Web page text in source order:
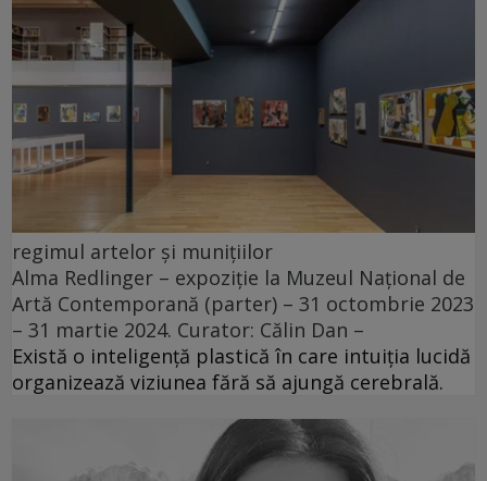
regimul artelor și munițiilor
Alma Redlinger – expoziție la Muzeul Național de
Artă Contemporană (parter) – 31 octombrie 2023
– 31 martie 2024. Curator: Călin Dan –
Există o inteligență plastică în care intuiția lucidă
organizează viziunea fără să ajungă cerebrală.